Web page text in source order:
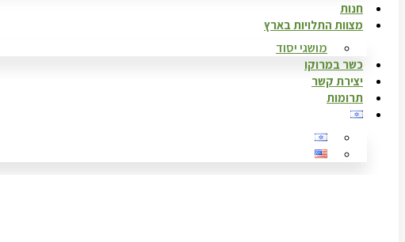
חנות
מצוות התלויות בארץ
מושגי יסוד
כשר במרוקו
יצירת קשר
תרומות